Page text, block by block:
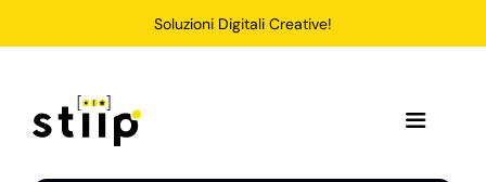
Soluzioni Digitali Creative!
Toggle